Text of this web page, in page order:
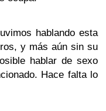
hablando esta
y más aún sin su
hablar de sexo
Hace falta lo